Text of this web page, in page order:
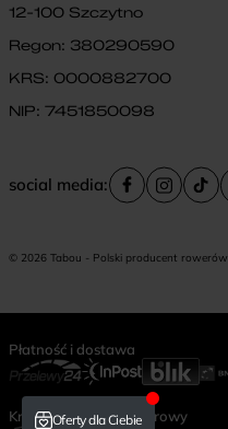
12-100 Szczytno
Regon: 380290590
KRS: 0000882700
NIP: 7451850098
social media:
© 2026 Tabou - Polski producent rowerów
Płatność i dostawa
Krajowy Rejestr Rowerowy